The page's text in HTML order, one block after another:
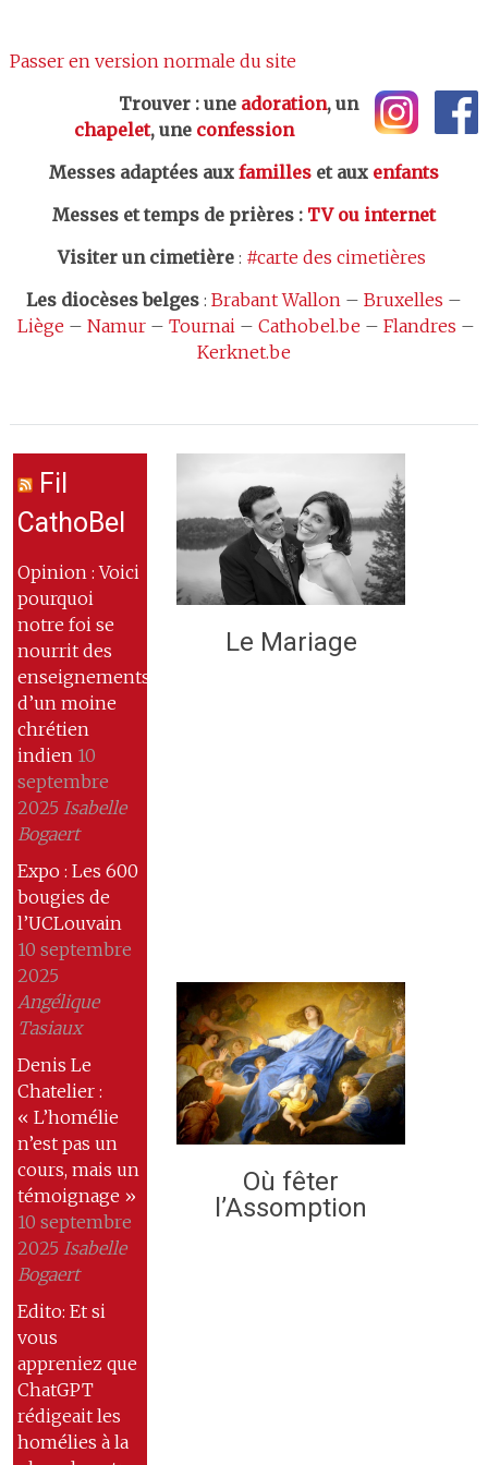
Passer en version normale du site
Trouver : une adoration, un
chapelet, une confession
Messes adaptées aux familleset aux enfants
Messes et temps de prières: TV ou internet
Visiter un cimetière: #carte des cimetières
Les diocèses belges: Brabant Wallon– Bruxelles –
Liège – Namur– Tournai– Cathobel.be – Flandres –
Kerknet.be
Fil
CathoBel
Opinion : Voici
pourquoi
notre foi se
nourrit des
enseignements
d’un moine
chrétien
indien 10
septembre
2025 Isabelle
Bogaert
Expo : Les 600
bougies de
l’UCLouvain
10 septembre
2025
Angélique
Tasiaux
Denis Le
Chatelier :
« L’homélie
n’est pas un
cours, mais un
témoignage »
10 septembre
2025 Isabelle
Bogaert
Edito: Et si
vous
appreniez que
ChatGPT
rédigeait les
homélies à la
Le Mariage
Où fêter
l’Assomption